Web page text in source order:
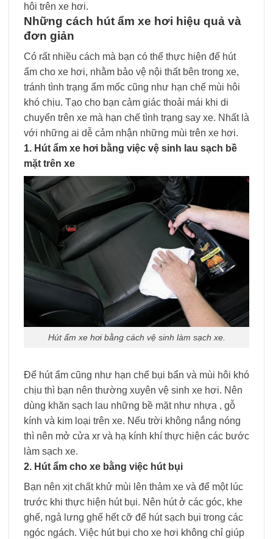
hôi trên xe hơi.
Những cách hút ẩm xe hơi hiệu quả và
đơn giản
Có rất nhiều cách mà bạn có thể thực hiện để hút
ẩm cho xe hơi, nhằm bảo vệ nội thất bên trong xe,
tránh tình trạng ẩm mốc cũng như hạn chế mùi hôi
khó chịu. Tạo cho bạn cảm giác thoải mái khi di
chuyển trên xe mà hạn chế tình trạng say xe. Nhất là
với những ai dễ cảm nhận những mùi trên xe hơi.
1. Hút ẩm xe hơi bằng việc vệ sinh lau sạch bề
mặt trên xe
Hút ẩm xe hơi bằng cách vệ sinh làm sạch xe.
Để hút ẩm cũng như hạn chế bụi bẩn và mùi hôi khó
chịu thì bạn nên thường xuyên vệ sinh xe hơi. Nên
dùng khăn sạch lau những bề mặt như nhựa , gỗ
kính và kim loại trên xe. Nếu trời không nắng nóng
thì nên mở cửa xr và hạ kính khí thực hiện các bước
làm sạch xe.
2. Hút ẩm cho xe bằng việc hút bụi
Bạn nên xịt chất khử mùi lên thảm xe và để một lúc
trước khi thực hiện hút bụi. Nên hút ở các góc, khe
ghế, ngả lưng ghế hết cỡ để hút sạch bụi trong các
ngóc ngách. Việc hút bụi cho xe hơi không chỉ giúp